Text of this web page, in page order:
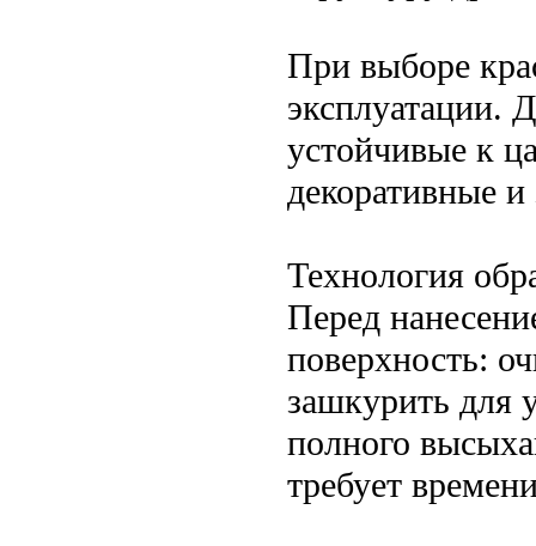
При выборе
эксплуатации.
устойчивые к
декоративные
Технология
Перед
поверхность:
зашкурить для
полного
требует